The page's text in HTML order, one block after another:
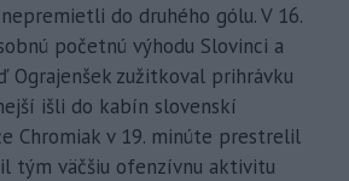
do druhého gólu. V 16.
početnú výhodu Slovinci a
Ograjenšek zužitkoval prihrávku
išli do kabín slovenskí
Chromiak v 19. minúte prestrelil
tým väčšiu ofenzívnu aktivitu